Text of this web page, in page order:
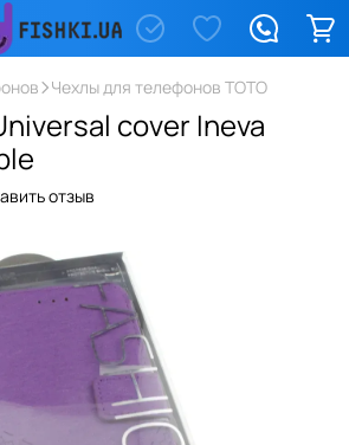
Чехлы для телефонов TOTO
cover Ineva
отзыв